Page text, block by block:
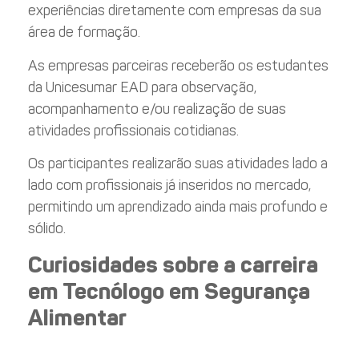
experiências diretamente com empresas da sua
área de formação.
As empresas parceiras receberão os estudantes
da Unicesumar EAD para observação,
acompanhamento e/ou realização de suas
atividades profissionais cotidianas.
Os participantes realizarão suas atividades lado a
lado com profissionais já inseridos no mercado,
permitindo um aprendizado ainda mais profundo e
sólido.
Curiosidades sobre a carreira
em Tecnólogo em Segurança
Alimentar